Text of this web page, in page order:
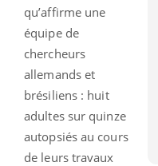
qu’affirme une
équipe de
chercheurs
allemands et
brésiliens : huit
adultes sur quinze
autopsiés au cours
de leurs travaux